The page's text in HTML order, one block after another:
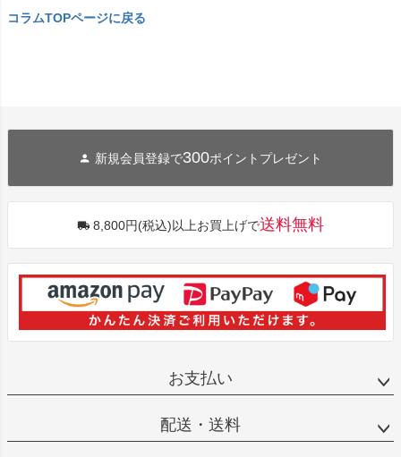
コラムTOPページに戻る
新規会員登録で300ポイントプレゼント
8,800円(税込)以上お買上げで送料無料
お支払い
配送・送料